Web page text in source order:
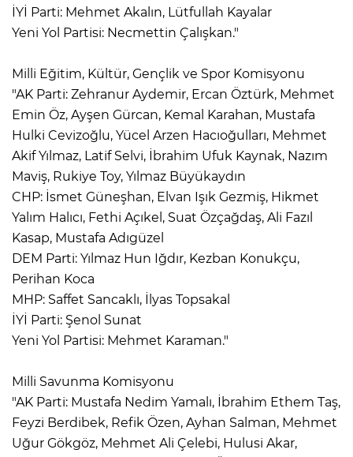
İYİ Parti: Mehmet Akalın, Lütfullah Kayalar
Yeni Yol Partisi: Necmettin Çalışkan."
Milli Eğitim, Kültür, Gençlik ve Spor Komisyonu
"AK Parti: Zehranur Aydemir, Ercan Öztürk, Mehmet
Emin Öz, Ayşen Gürcan, Kemal Karahan, Mustafa
Hulki Cevizoğlu, Yücel Arzen Hacıoğulları, Mehmet
Akif Yılmaz, Latif Selvi, İbrahim Ufuk Kaynak, Nazım
Maviş, Rukiye Toy, Yılmaz Büyükaydın
CHP: İsmet Güneşhan, Elvan Işık Gezmiş, Hikmet
Yalım Halıcı, Fethi Açıkel, Suat Özçağdaş, Ali Fazıl
Kasap, Mustafa Adıgüzel
DEM Parti: Yılmaz Hun Iğdır, Kezban Konukçu,
Perihan Koca
MHP: Saffet Sancaklı, İlyas Topsakal
İYİ Parti: Şenol Sunat
Yeni Yol Partisi: Mehmet Karaman."
Milli Savunma Komisyonu
"AK Parti: Mustafa Nedim Yamalı, İbrahim Ethem Taş,
Feyzi Berdibek, Refik Özen, Ayhan Salman, Mehmet
Uğur Gökgöz, Mehmet Ali Çelebi, Hulusi Akar,